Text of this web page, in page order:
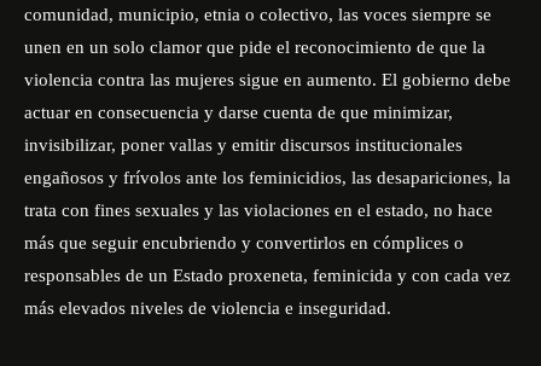
comunidad, municipio, etnia o colectivo, las voces siempre se
unen en un solo clamor que pide el reconocimiento de que la
violencia contra las mujeres sigue en aumento. El gobierno debe
actuar en consecuencia y darse cuenta de que minimizar,
invisibilizar, poner vallas y emitir discursos institucionales
engañosos y frívolos ante los feminicidios, las desapariciones, la
trata con fines sexuales y las violaciones en el estado, no hace
más que seguir encubriendo y convertirlos en cómplices o
responsables de un Estado proxeneta, feminicida y con cada vez
más elevados niveles de violencia e inseguridad.